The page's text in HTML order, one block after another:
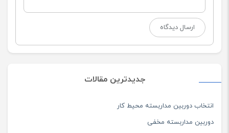
جدیدترین مقالات
انتخاب دوربین مداربسته محیط کار
دوربین مداربسته مخفی